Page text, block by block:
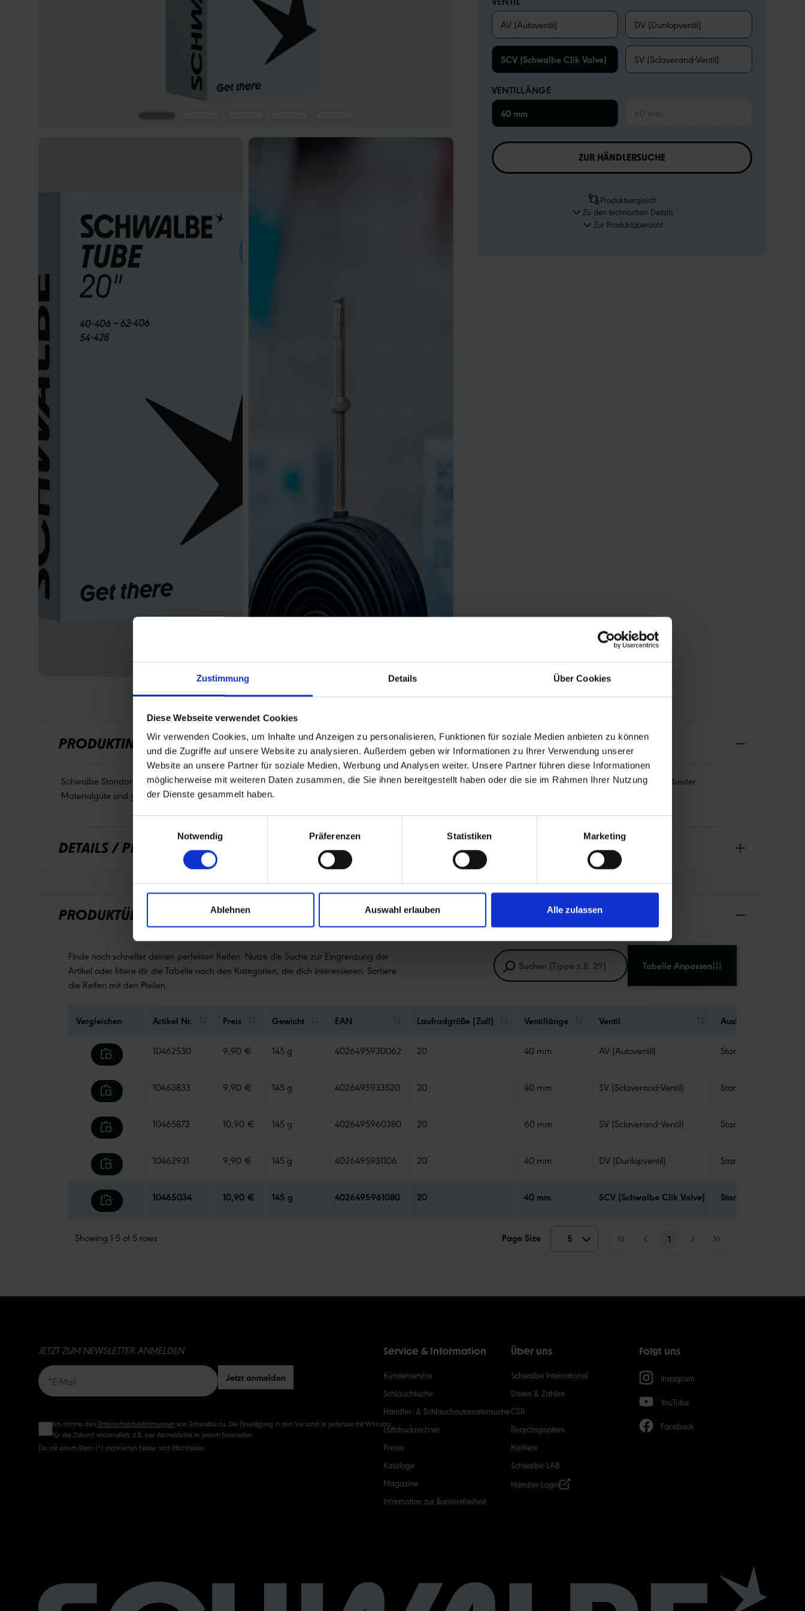
Zustimmung Details Über Cookies
Diese Webseite verwendet Cookies
Wir verwenden Cookies, um Inhalte und Anzeigen zu personalisieren, Funktionen für soziale Medien anbieten zu können
und die Zugriffe auf unsere Website zu analysieren. Außerdem geben wir Informationen zu Ihrer Verwendung unserer
Website an unsere Partner für soziale Medien, Werbung und Analysen weiter. Unsere Partner führen diese Informationen
möglicherweise mit weiteren Daten zusammen, die Sie ihnen bereitgestellt haben oder die sie im Rahmen Ihrer Nutzung
der Dienste gesammelt haben.
Notwendig
Präferenzen Statistiken Marketing
Ablehnen Auswahl erlauben Alle zulassen
AV (Autoventil) DV (Dunlopventil)
SCV (Schwalbe Clik Valve) SV (Sclaverand-Ventil)
VENTILLÄNGE
40 mm
60 mm
ZUR HÄNDLERSUCHE
Produktvergleich
Zu den technischen Details
Zur Produktübersicht
PRODUKTINFORMATIONEN
Schwalbe Standard Fahrradschlauch Nr. 7. Für Fahrradreifen in der Größe 20" Zoll (ETRTO 40→62-406, 54-428). Hält die Luft überdurchschnittlich lang. Dank bester
Materialgüte und gleichmäßiger Wandstärke. Höchste Zuverlässigkeit, die sich millionenfach bewährt hat.
DETAILS / PRODUKTDATEN
PRODUKTÜBERSICHT
Finde noch schneller deinen perfekten Reifen. Nutze die Suche zur Eingrenzung der
Artikel oder filtere dir die Tabelle nach den Kategorien, die dich interessieren. Sortiere
die Reifen mit den Pfeilen.
Tabelle Anpassen
Vergleichen Artikel Nr. Preis Gewicht EAN Laufradgröße (Zoll) Ventillänge Ventil Ausführung Schlauch
10462530 9,90 € 145 g 4026495930062 20 40 mm AV (Autoventil) Standard
10463833 9,90 € 145 g 4026495933520 20 40 mm SV (Sclaverand-Ventil) Standard
10465873 10,90 € 145 g 4026495960380 20 60 mm SV (Sclaverand-Ventil) Standard
10462931 9,90 € 145 g 4026495931106 20 40 mm DV (Dunlopventil) Standard
10465034 10,90 € 145 g 4026495961080 20 40 mm SCV (Schwalbe Clik Valve) Standard
Showing 1-5of 5 rows Page Size 5 5
50
1
JETZT ZUM NEWSLETTER ANMELDEN
Jetzt anmelden
Ich stimme den Datenschutzbestimmungen von Schwalbe zu. Die Einwilligung in den Versand ist jederzeit mit Wirkung
für die Zukunft widerruflich, z.B. per Abmeldelink in jedem Newsletter.
Die mit einem Stern (*) markierten Felder sind Pflichtfelder.
Service & Information
Kundenservice
Schlauchsuche
Händler- & Schlauchautomatensuche
Luftdruckrechner
Presse
Kataloge
Magazine
Information zur Barrierefreiheit
Über uns
Schwalbe International
Daten & Zahlen
CSR
Recyclingsystem
Karriere
Schwalbe LAB
Händler-Login
Folgt uns
Instagram
YouTube
Facebook